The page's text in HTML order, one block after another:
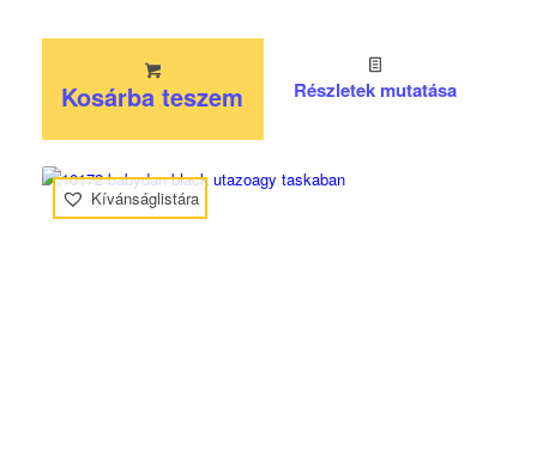
Kosárba teszem Részletek mutatása
Kívánságlistára